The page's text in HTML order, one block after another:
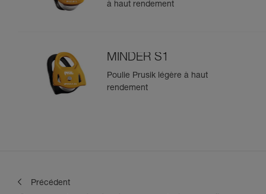
à haut rendement
MINDER S1
Poulie Prusik légère à haut
rendement
Précédent